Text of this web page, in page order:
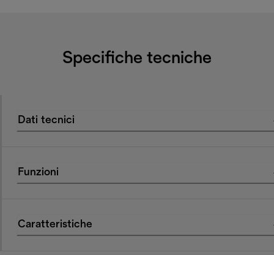
Specifiche tecniche
Dati tecnici
Funzioni
Caratteristiche